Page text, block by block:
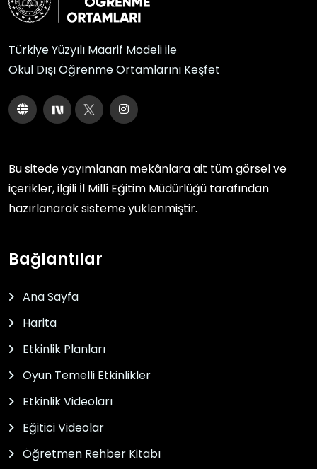
Türkiye Yüzyılı Maarif Modeli ile
Okul Dışı Öğrenme Ortamlarını Keşfet
Bu sitede yayımlanan mekânlara ait tüm görsel ve
içerikler, ilgili İl Millî Eğitim Müdürlüğü tarafından
hazırlanarak sisteme yüklenmiştir.
Bağlantılar
Ana Sayfa
Harita
Etkinlik Planları
Oyun Temelli Etkinlikler
Etkinlik Videoları
Eğitici Videolar
Öğretmen Rehber Kitabı